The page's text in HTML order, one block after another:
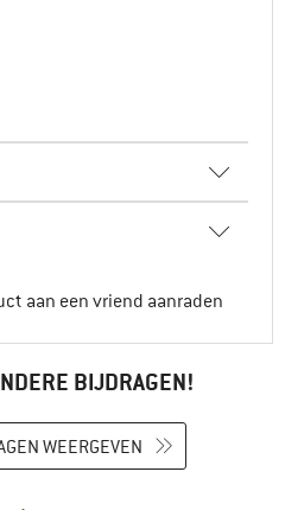
aan een vriend aanraden
BIJDRAGEN!
WEERGEVEN